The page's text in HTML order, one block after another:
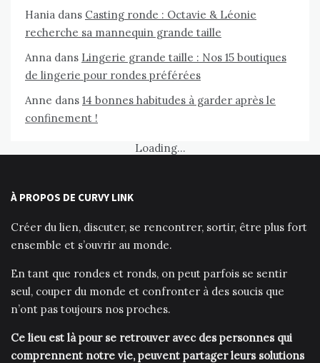
Hania dans Casting ronde : Octavie & Léonie
recherche sa mannequin grande taille
Anna dans Lingerie grande taille : Nos 15 boutiques
de lingerie pour rondes préférées
Anne dans 14 bonnes habitudes à garder après le
confinement !
Loading...
À PROPOS DE CURVY LINK
Créer du lien, discuter, se rencontrer, sortir, être plus fort
ensemble et s’ouvrir au monde.
En tant que rondes et ronds, on peut parfois se sentir
seul, couper du monde et confronter à des soucis que
n’ont pas toujours nos proches.
Ce lieu est là pour se retrouver avec des personnes qui
comprennent notre vie, peuvent partager leurs solutions